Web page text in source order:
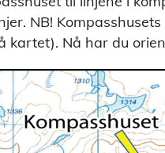
NB!
kartet). Nå har du